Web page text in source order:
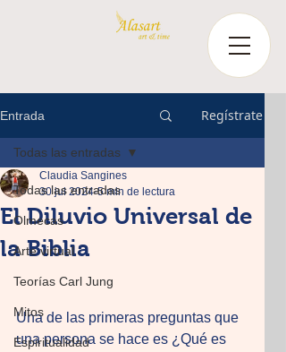
Entrada Regístrate
Todas las entradas
Olmecas
Arte virtual
Teorías Carl Jung
Mitos
Espiritualidad
Todas las entradas
El Diluvio Universal de
la Biblia
Claudia Sangines
30 jul 2024 5 min de lectura
Una de las primeras preguntas que
una persona se hace es ¿Qué es